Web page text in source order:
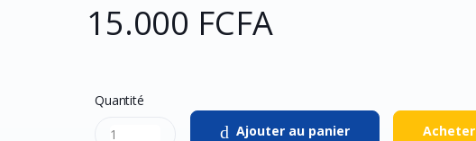
15.000 FCFA
Quantité
Ajouter au panier
Acheter